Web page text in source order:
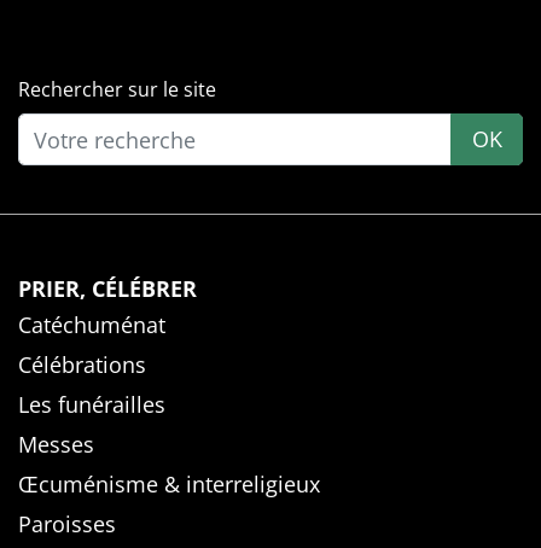
Rechercher sur le site
OK
PRIER, CÉLÉBRER
Catéchuménat
Célébrations
Les funérailles
Messes
Œcuménisme & interreligieux
Paroisses